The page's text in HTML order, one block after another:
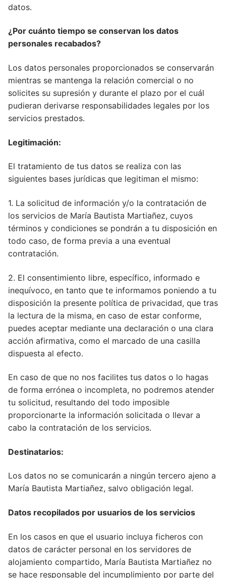
datos.
¿Por cuánto tiempo se conservan los datos
personales recabados?
Los datos personales proporcionados se conservarán
mientras se mantenga la relación comercial o no
solicites su supresión y durante el plazo por el cuál
pudieran derivarse responsabilidades legales por los
servicios prestados.
Legitimación:
El tratamiento de tus datos se realiza con las
siguientes bases jurídicas que legitiman el mismo:
1. La solicitud de información y/o la contratación de
los servicios de María Bautista Martiañez, cuyos
términos y condiciones se pondrán a tu disposición en
todo caso, de forma previa a una eventual
contratación.
2. El consentimiento libre, específico, informado e
inequívoco, en tanto que te informamos poniendo a tu
disposición la presente política de privacidad, que tras
la lectura de la misma, en caso de estar conforme,
puedes aceptar mediante una declaración o una clara
acción afirmativa, como el marcado de una casilla
dispuesta al efecto.
En caso de que no nos facilites tus datos o lo hagas
de forma errónea o incompleta, no podremos atender
tu solicitud, resultando del todo imposible
proporcionarte la información solicitada o llevar a
cabo la contratación de los servicios.
Destinatarios:
Los datos no se comunicarán a ningún tercero ajeno a
María Bautista Martiañez, salvo obligación legal.
Datos recopilados por usuarios de los servicios
En los casos en que el usuario incluya ficheros con
datos de carácter personal en los servidores de
alojamiento compartido, María Bautista Martiañez no
se hace responsable del incumplimiento por parte del